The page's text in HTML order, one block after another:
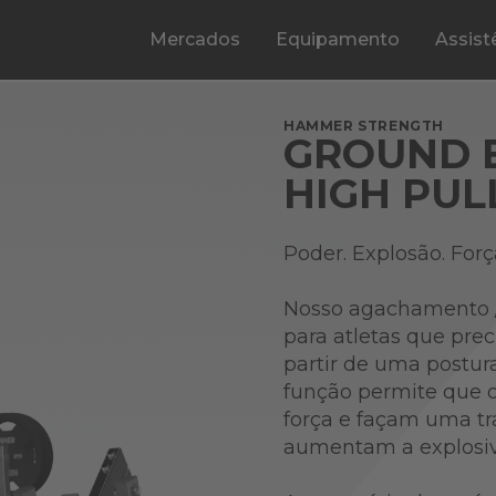
Mercados Equipamento
HAMMER STRENGTH
GROUND
HIGH
Poder. Explosão.
Nosso
para atletas que
partir de uma
função permite que
força e façam uma
aumentam a